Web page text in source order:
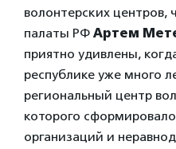
волонтерских центров,
палаты РФ Артем
приятно удивлены,
республике уже много
региональный центр
которого
организаций и